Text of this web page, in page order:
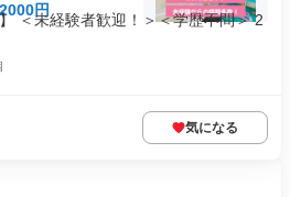
円
＜未経験者歓迎！＞＜学歴不問＞ 2
気になる